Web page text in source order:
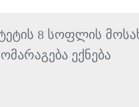
8 სოფლის
ექნება